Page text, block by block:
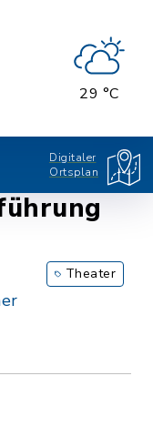
29 °C
Digitaler
Ortsplan
Theater